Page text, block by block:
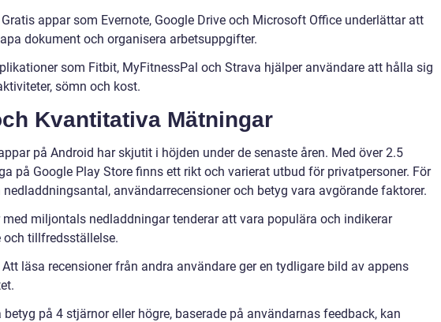
appar som Evernote, Google Drive och Microsoft Office underlättar att
dokument och organisera arbetsuppgifter.
som Fitbit, MyFitnessPal och Strava hjälper användare att hålla sig
sömn och kost.
Kvantitativa Mätningar
på Android har skjutit i höjden under de senaste åren. Med över 2.5
på Google Play Store finns ett rikt och varierat utbud för privatpersoner. För
användarrecensioner och betyg vara avgörande faktorer.
miljontals nedladdningar tenderar att vara populära och indikerar
tillfredsställelse.
läsa recensioner från andra användare ger en tydligare bild av appens
på 4 stjärnor eller högre, baserade på användarnas feedback, kan